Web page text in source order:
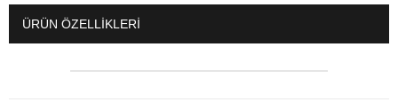
ÜRÜN ÖZELLIKLERI